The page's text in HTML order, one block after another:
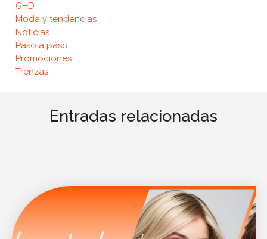
GHD
Moda y tendencias
Noticias
Paso a paso
Promociones
Trenzas
Entradas relacionadas